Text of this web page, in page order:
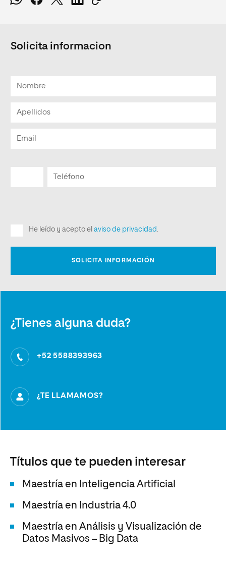
Solicita informacion
¿Tienes alguna duda?
+52 5588393963
¿TE LLAMAMOS?
Títulos que te pueden interesar
Maestría en Inteligencia Artificial
Maestría en Industria 4.0
Maestría en Análisis y Visualización de
Datos Masivos – Big Data